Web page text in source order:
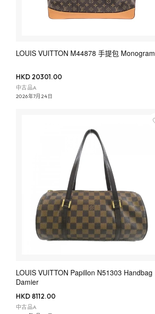
LOUIS VUITTON M44878 手提包 Monogram
HKD 20301.00
中古品A
2026年7月24日
LOUIS VUITTON Papillon N51303 Handbag
Damier
HKD 8112.00
中古品A